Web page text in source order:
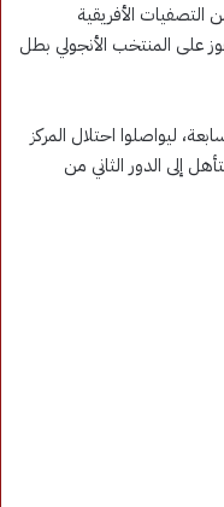
الأفريقية
كأس العالم 2027، بعد الفوز على المنتخب الأنجولي بطل
ليواصلوا احتلال المركز
إلى الدور الثاني من